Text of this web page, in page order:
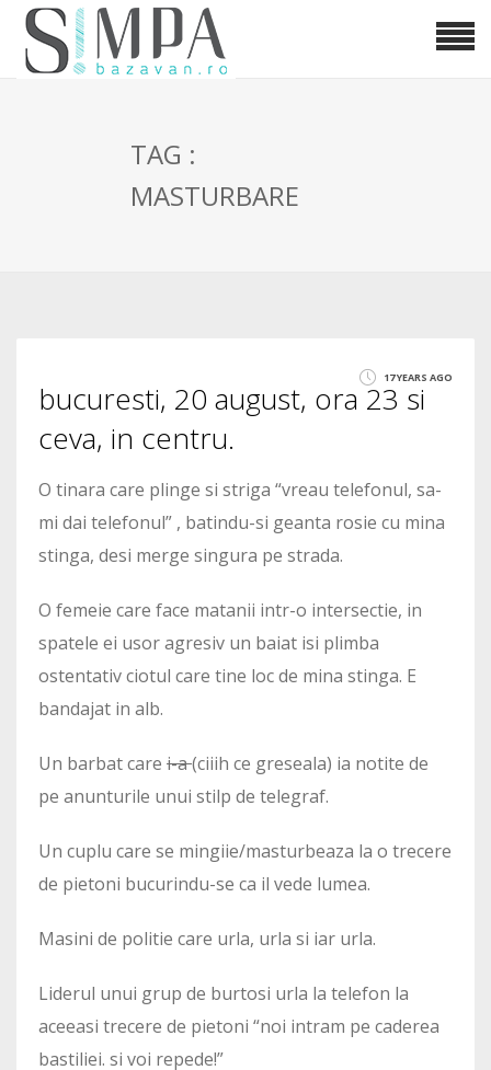
TAG :
MASTURBARE
17 YEARS AGO
bucuresti, 20 august, ora 23 si
ceva, in centru.
O tinara care plinge si striga “vreau telefonul, sa-
mi dai telefonul” , batindu-si geanta rosie cu mina
stinga, desi merge singura pe strada.
O femeie care face matanii intr-o intersectie, in
spatele ei usor agresiv un baiat isi plimba
ostentativ ciotul care tine loc de mina stinga. E
bandajat in alb.
Un barbat care i-a(ciiih ce greseala) ia notite de
pe anunturile unui stilp de telegraf.
Un cuplu care se mingiie/masturbeaza la o trecere
de pietoni bucurindu-se ca il vede lumea.
Masini de politie care urla, urla si iar urla.
Liderul unui grup de burtosi urla la telefon la
aceeasi trecere de pietoni “noi intram pe caderea
bastiliei. si voi repede!”